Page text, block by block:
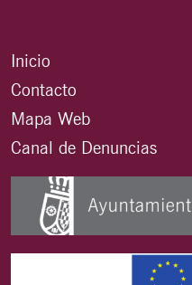
Inicio
Contacto
Mapa Web
Canal de Denuncias